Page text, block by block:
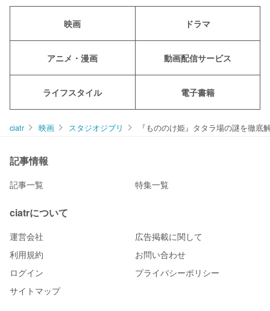
映画 ドラマ
アニメ・漫画 動画配信サービス
ライフスタイル 電子書籍
ciatr 映画 スタジオジブリ 『もののけ姫』タタラ場の謎を徹
記事情報
記事一覧 特集一覧
ciatrについて
運営会社
広告掲載に関して
利用規約
お問い合わせ
ログイン
プライバシーポリシー
サイトマップ